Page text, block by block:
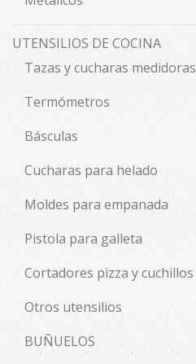
UTENSILIOS DE COCINA
Tazas y cucharas medidoras
Termómetros
Básculas
Cucharas para helado
Moldes para empanada
Pistola para galleta
Cortadores pizza y cuchillos
Otros utensilios
BUÑUELOS